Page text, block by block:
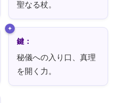
聖なる杖。
鍵：
秘儀への入り口、真理
を開く力。